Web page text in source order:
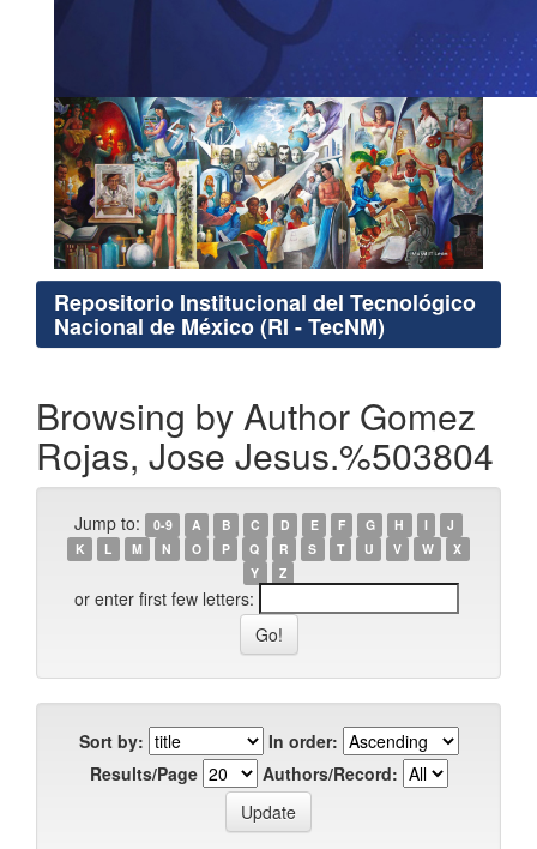
Repositorio Institucional del Tecnológico
Nacional de México (RI - TecNM)
Browsing by Author Gomez
Rojas, Jose Jesus.%503804
Jump to: 0-9 A B C D E F G H I
J
K
L M N O P Q R S T U V W
X
Y
Z
or enter first few letters:
Sort by:
In order:
Results/Page
Authors/Record: